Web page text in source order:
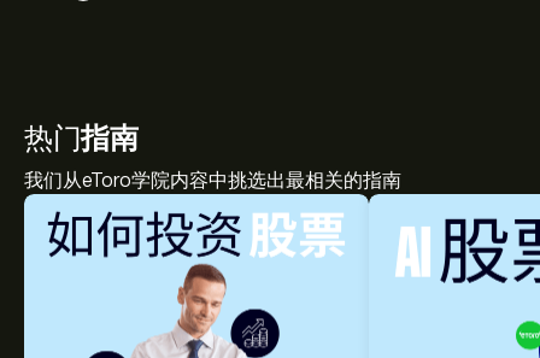
热门指南
我们从eToro学院内容中挑选出最相关的指南